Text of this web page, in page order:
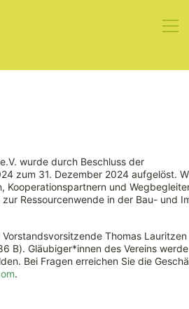
wurde durch Beschluss der
zum 31. Dezember 2024 aufgelöst.
Kooperationspartnern und
Ressourcenwende in der Bau- und
Thomas Lauritzen
B). Gläubiger*innen des Vereins
Bei Fragen erreichen Sie die
.